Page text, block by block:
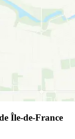
Île-de-France